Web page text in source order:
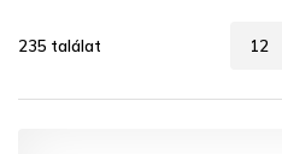
235 találat